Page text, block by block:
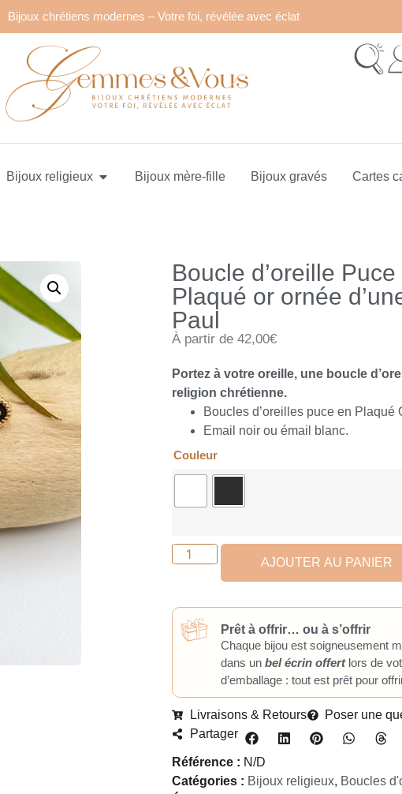
Bijoux chrétiens modernes – Votre foi, révélée avec éclat
Bijoux religieux Bijoux mère-fille Bijoux gravés Cartes
Boucle d’oreille
Plaqué or ornée
Paul
À partir de 42,00€
Portez à votre oreille, une boucle
religion chrétienne.
Boucles d’oreilles puce en Plaqué
Email noir ou émail blanc.
Couleur
AJOUTER AU PANIER
Prêt à offrir… ou à s’offrir
Chaque bijou est soigneusement
dans unbel écrin offertlors de
d’emballage : tout est prêt pour
Livraisons & Retours
Poser une
Partager
Référence : N/D
Catégories : Bijoux religieux, Boucles